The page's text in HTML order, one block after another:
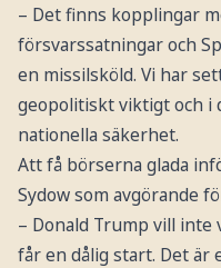
– Det finns kopplingar
försvarssatningar och
en missilsköld. Vi har
geopolitiskt viktigt och i
nationella säkerhet.
Att få börserna glada
Sydow som avgörande
– Donald Trump vill inte
får en dålig start. Det är